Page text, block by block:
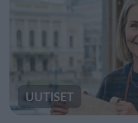
UUTISET